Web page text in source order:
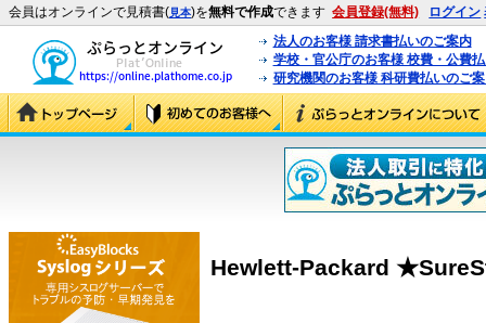
会員はオンラインで見積書(見本)を無料で作成できます 会員登録(無料) ログイン
法人のお客様 請求書払いのご案内
学校・官公庁のお客様 校費・公費
研究機関のお客様 科研費払いのご
Hewlett-Packard